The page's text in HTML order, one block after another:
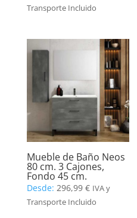
Transporte Incluido
Mueble de Baño Neos
80 cm. 3 Cajones,
Fondo 45 cm.
Desde: 296,99 € IVA y
Transporte Incluido